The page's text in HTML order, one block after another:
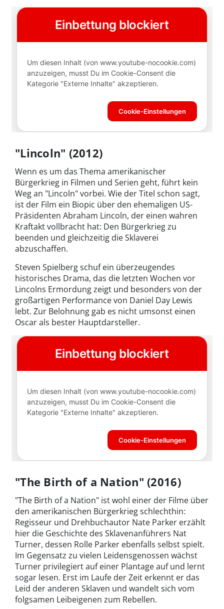
"Lincoln" (2012)
Wenn es um das Thema amerikanischer
Bürgerkrieg in Filmen und Serien geht, führt kein
Weg an "Lincoln" vorbei. Wie der Titel schon sagt,
ist der Film ein Biopic über den ehemaligen US-
Präsidenten Abraham Lincoln, der einen wahren
Kraftakt vollbracht hat: Den Bürgerkrieg zu
beenden und gleichzeitig die Sklaverei
abzuschaffen.
Steven Spielberg schuf ein überzeugendes
historisches Drama, das die letzten Wochen vor
Lincolns Ermordung zeigt und besonders von der
großartigen Performance von Daniel Day Lewis
lebt. Zur Belohnung gab es nicht umsonst einen
Oscar als bester Hauptdarsteller.
"The Birth of a Nation" (2016)
"The Birth of a Nation" ist wohl einer der Filme über
den amerikanischen Bürgerkrieg schlechthin:
Regisseur und Drehbuchautor Nate Parker erzählt
hier die Geschichte des Sklavenanführers Nat
Turner, dessen Rolle Parker ebenfalls selbst spielt.
Im Gegensatz zu vielen Leidensgenossen wächst
Turner privilegiert auf einer Plantage auf und lernt
sogar lesen. Erst im Laufe der Zeit erkennt er das
Leid der anderen Sklaven und wandelt sich vom
folgsamen Leibeigenen zum Rebellen.